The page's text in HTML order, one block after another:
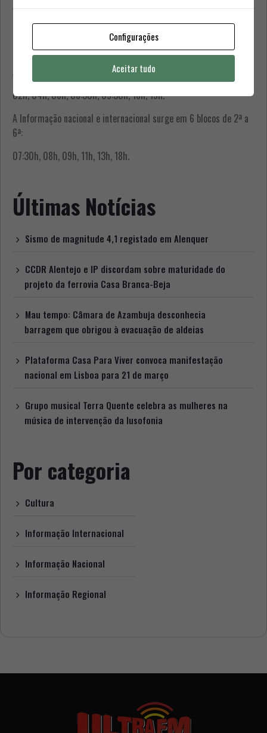
A Ultra FM, ao longo da sua emissão diária, transmite blocos
informativos de âmbito regional, nacional e internacional, com o
objectivo de manter os seus ouvintes a par da actualidade
informativa mais relevante.
A informação regional (“Regiões”), surge em 7 blocos diários:
02h, 04h, 06h, 08:30h, 09:30h, 16h, 19h.
A Informação nacional e internacional surge em 6 blocos de 2ª a
6ª:
07:30h, 08h, 09h, 11h, 13h, 18h.
Últimas Notícias
Sismo de magnitude 4,1 registado em Alenquer
CCDR Alentejo e IP discordam sobre maturidade do
projeto da ferrovia Casa Branca-Beja
Mau tempo: Câmara de Azambuja desconhecia
barragem que obrigou à evacuação de aldeias
Plataforma Casa Para Viver convoca manifestação
nacional em Lisboa para 21 de março
Grupo musical Terra Quente celebra as mulheres na
música de intervenção da lusofonia
Por categoria
Cultura
Informação Internacional
Informação Nacional
Informação Regional
Configurações
Aceitar tudo